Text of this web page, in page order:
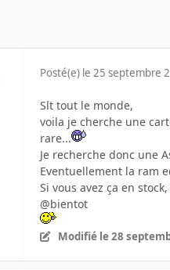
Posté(e) le 25 septembre
Slt tout le monde,
voila je cherche une
rare...
Je recherche donc une
Eventuellement la ram
Si vous avez ça en
@bientot
Modifié le 28